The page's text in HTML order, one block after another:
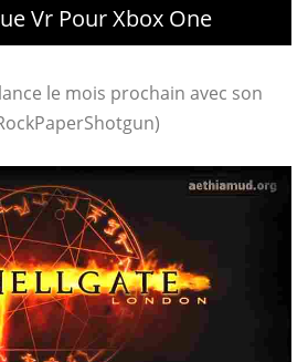
Vr Pour Xbox One
le mois prochain avec son